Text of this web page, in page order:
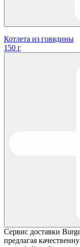
Котлета из говядины
150 г
Сервис доставки
предлагая